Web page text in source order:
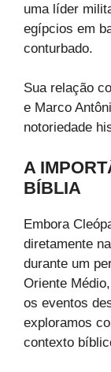
uma líder
egípcios em
conturbado.
Sua relação
e Marco
notoriedade
A
BÍBLIA
Embora
diretamente
durante um
Oriente
os eventos
exploramos
contexto